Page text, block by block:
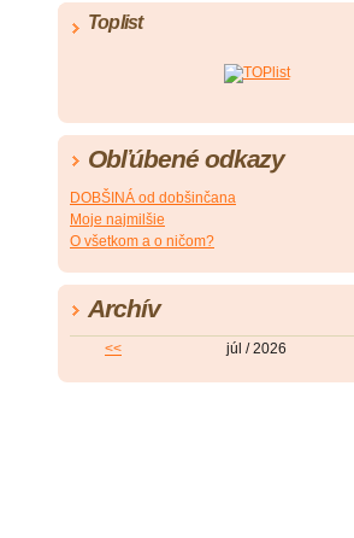
Toplist
Obľúbené odkazy
DOBŠINÁ od dobšinčana
Moje najmilšie
O všetkom a o ničom?
Archív
<< júl / 2026